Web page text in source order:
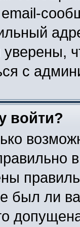
с
войти?
был ли